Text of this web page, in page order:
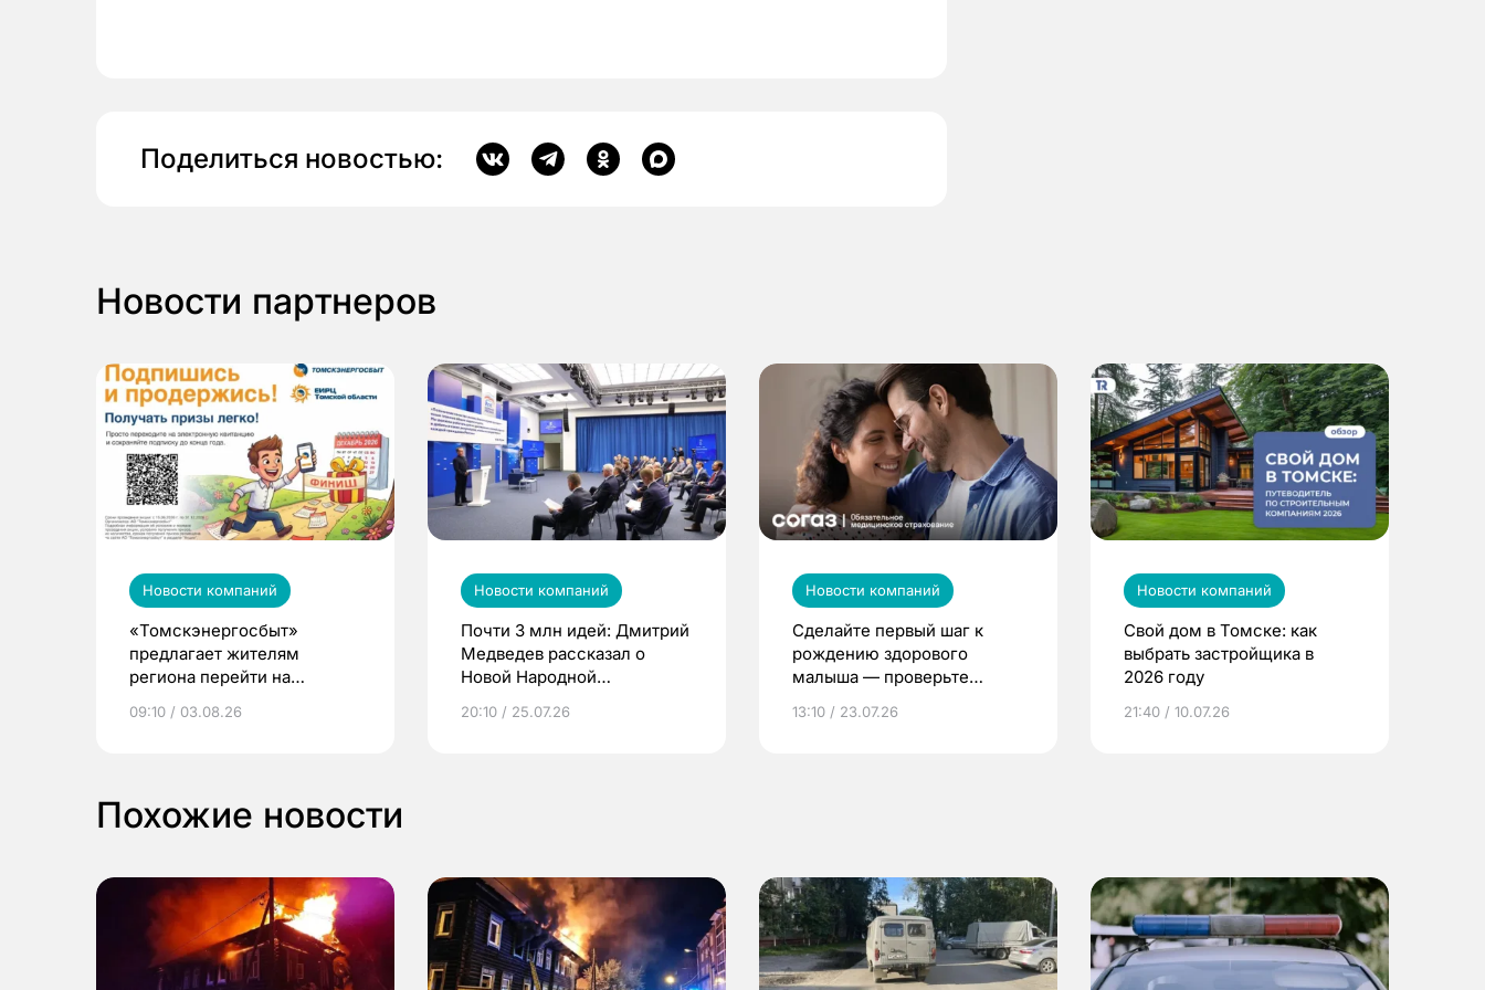
Поделиться новостью:
Новости партнеров
Новости компаний
«Томскэнергосбыт»
предлагает жителям
региона перейти на
выиграть призы
09:10 / 03.08.26
Новости компаний
Почти 3 млн идей: Дмитрий
Медведев рассказал о
Новой Народной
20:10 / 25.07.26
Новости компаний
Сделайте первый шаг к
рождению здорового
малыша — проверьте
по ОМС!
13:10 / 23.07.26
Новости компаний
Свой дом в Томске: как
выбрать застройщика в
2026 году
21:40 / 10.07.26
Похожие новости